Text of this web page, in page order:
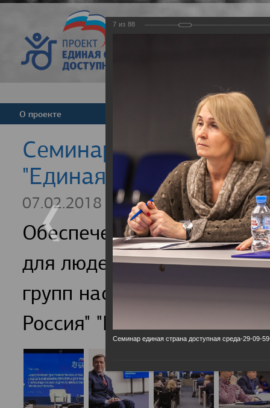
Версия для
О проекте Новости
Cеминар для
"Единая страна -
07.02.2018
Обеспечение
для людей с
групп населения
Россия" "Единая страна-
7 из 88
Семинар единая страна доступная среда-29-09-